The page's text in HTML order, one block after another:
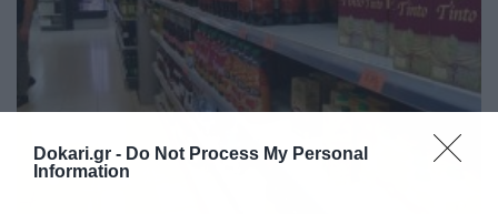
Dokari.gr - Do Not Process My Personal
Information